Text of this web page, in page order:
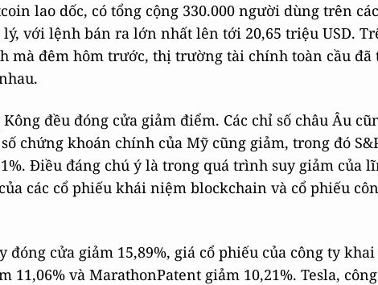
lao dốc, có tổng cộng 330.000 người dùng trên
với lệnh bán ra lớn nhất lên tới 20,65 triệu USD.
mà đêm hôm trước, thị trường tài chính toàn cầu đã
đều đóng cửa giảm điểm. Các chỉ số châu Âu
chứng khoán chính của Mỹ cũng giảm, trong đó
Điều đáng chú ý là trong quá trình suy giảm của
các cổ phiếu khái niệm blockchain và cổ phiếu
đóng cửa giảm 15,89%, giá cổ phiếu của công ty
và MarathonPatent giảm 10,21%. Tesla,